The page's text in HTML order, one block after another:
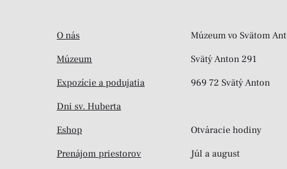
O nás
Múzeum
Expozície a podujatia
Dni sv. Huberta
Eshop
Prenájom priestorov
Múzeum vo Svätom
Svätý Anton 291
969 72 Svätý Anton
Otváracie hodiny
Júl a august